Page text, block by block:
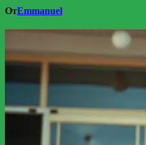
ОтEmmanuel